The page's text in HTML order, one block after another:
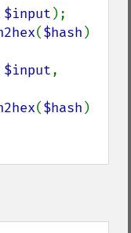
$input );
($hash )
$input
($hash )